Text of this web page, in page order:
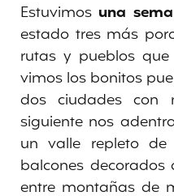
Estuvimos una
estado tres más
rutas y pueblos
vimos los bonitos
dos ciudades con
siguiente nos
un valle repleto de
balcones
entre montañas de